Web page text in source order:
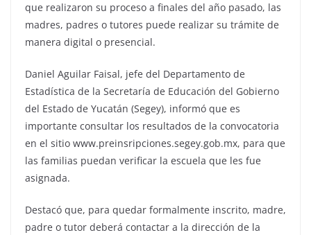
que realizaron su proceso a finales del año pasado, las
madres, padres o tutores puede realizar su trámite de
manera digital o presencial.
Daniel Aguilar Faisal, jefe del Departamento de
Estadística de la Secretaría de Educación del Gobierno
del Estado de Yucatán (Segey), informó que es
importante consultar los resultados de la convocatoria
en el sitio www.preinsripciones.segey.gob.mx, para que
las familias puedan verificar la escuela que les fue
asignada.
Destacó que, para quedar formalmente inscrito, madre,
padre o tutor deberá contactar a la dirección de la